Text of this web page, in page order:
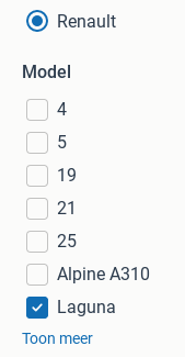
Renault
Model
4
5
19
21
25
Alpine A310
Laguna
Toon meer